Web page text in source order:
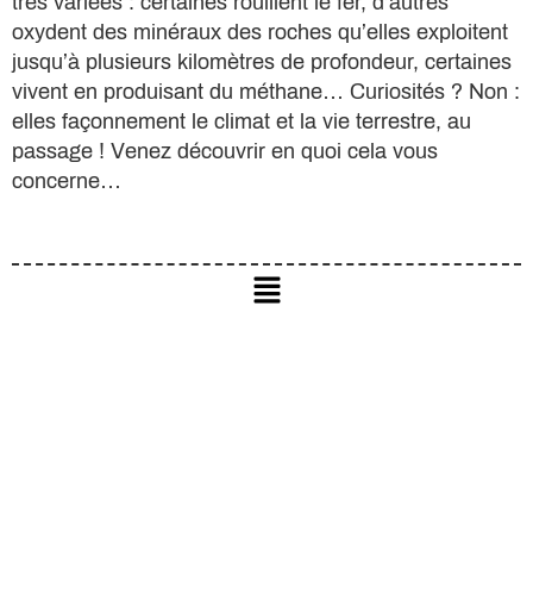
oxydent des minéraux des roches qu’elles exploitent
jusqu’à plusieurs kilomètres de profondeur, certaines
vivent en produisant du méthane… Curiosités ? Non :
elles façonnement le climat et la vie terrestre, au
passage ! Venez découvrir en quoi cela vous
concerne…